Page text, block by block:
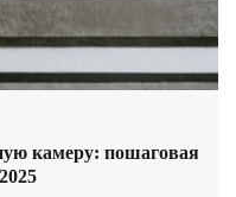
камеру: пошаговая